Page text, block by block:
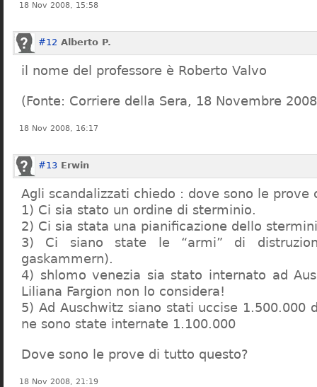
18 Nov 2008, 15:58
#12 Alberto P.
il nome del professore è Roberto Valvo
(Fonte: Corriere della Sera, 18 Novembre
18 Nov 2008, 16:17
#13 Erwin
Agli scandalizzati chiedo : dove sono le prove
1) Ci sia stato un ordine di sterminio.
2) Ci sia stata una pianificazione dello
3) Ci siano state le “armi” di
gaskammern).
4) shlomo venezia sia stato internato ad
Liliana Fargion non lo considera!
5) Ad Auschwitz siano stati uccise 1.500.000
ne sono state internate 1.100.000
Dove sono le prove di tutto questo?
18 Nov 2008, 21:19